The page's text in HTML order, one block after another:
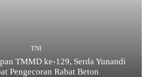
TNI
TMMD ke-129, Serda Yunandi
Pengecoran Rabat Beton